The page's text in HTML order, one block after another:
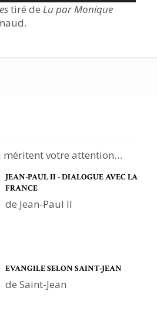
tiré de Lu par Monique
méritent votre attention…
JEAN-PAUL II - DIALOGUE AVEC LA
FRANCE
de Jean-Paul II
EVANGILE SELON SAINT-JEAN
de Saint-Jean